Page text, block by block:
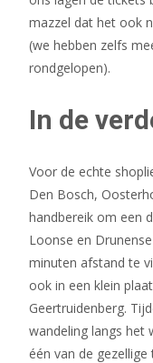
mazzel dat het ook
(we hebben zelfs
rondgelopen).
In de
Voor de echte
Den Bosch,
handbereik om een
Loonse en
minuten afstand te
ook in een klein
Geertruidenberg.
wandeling langs het
één van de